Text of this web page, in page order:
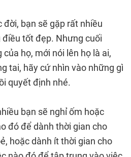
đời, bạn sẽ gặp rất nhiều
tốt đẹp. Nhưng cuối
họ, mới nói lên họ là ai,
tai, hãy cứ nhìn vào những gì
quyết định nhé.
bạn sẽ nghỉ ốm hoặc
đó để dành thời gian cho
hoặc dành ít thời gian cho